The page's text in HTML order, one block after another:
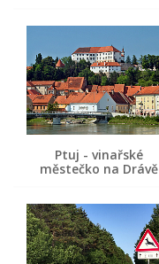
Ptuj - vinařské
městečko na Drávě